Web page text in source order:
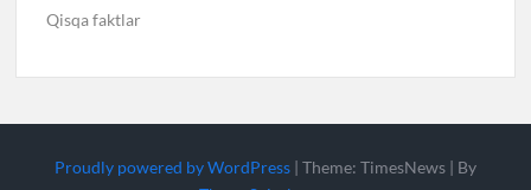
Qisqa faktlar
Proudly powered by WordPress | Theme: TimesNews | By